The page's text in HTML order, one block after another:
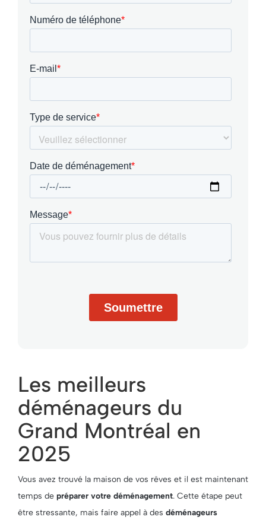
Les meilleurs
déménageurs du
Grand Montréal en
2025
Vous avez trouvé la maison de vos rêves et il est maintenant
temps de préparer votre déménagement. Cette étape peut
être stressante, mais faire appel à des déménageurs